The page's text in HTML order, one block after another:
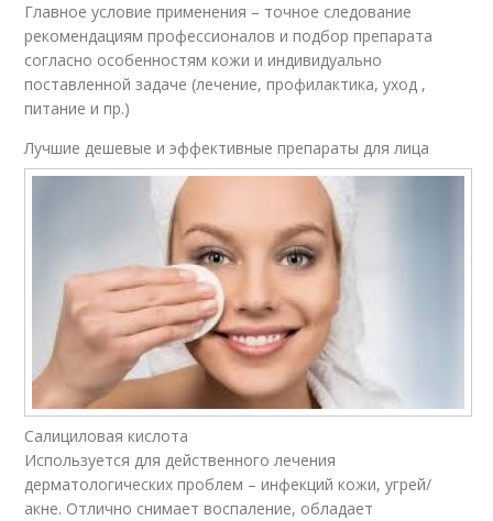
Народные средства
Средства по
диагнозам
Главное условие применения – точное следование
рекомендациям профессионалов и подбор препарата
согласно особенностям кожи и индивидуально
поставленной задаче (лечение, профилактика, уход ,
питание и пр.)
Лучшие дешевые и эффективные препараты для лица
Салициловая кислота
Используется для действенного лечения
дерматологических проблем – инфекций кожи, угрей/
акне. Отлично снимает воспаление, обладает